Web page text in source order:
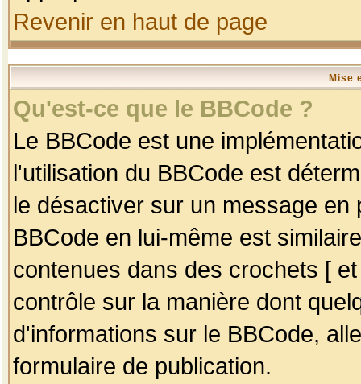
Revenir en haut de page
Mise
Qu'est-ce que le BBCode ?
Le BBCode est une
l'utilisation du BBCode est
le désactiver sur un message
BBCode en lui-même est
contenues dans des crochets [
contrôle sur la manière dont
d'informations sur le BBCode,
formulaire de publication.